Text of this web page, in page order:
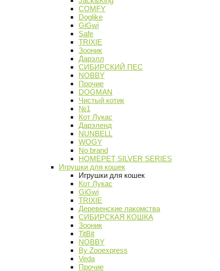
COMFY
Doglike
GiGwi
Safe
TRIXIE
Зооник
Дарэлл
СИБИРСКИЙ ПЕС
NOBBY
Прочие
DOGMAN
Чистый котик
№1
Кот Лукас
Дарэленд
NUNBELL
WOGY
No brand
HOMEPET SILVER SERIES
Игрушки для кошек
Игрушки для кошек
Кот Лукас
GiGwi
TRIXIE
Деревенские лакомства
СИБИРСКАЯ КОШКА
Зооник
TitBit
NOBBY
By Zooexpress
Veda
Прочие